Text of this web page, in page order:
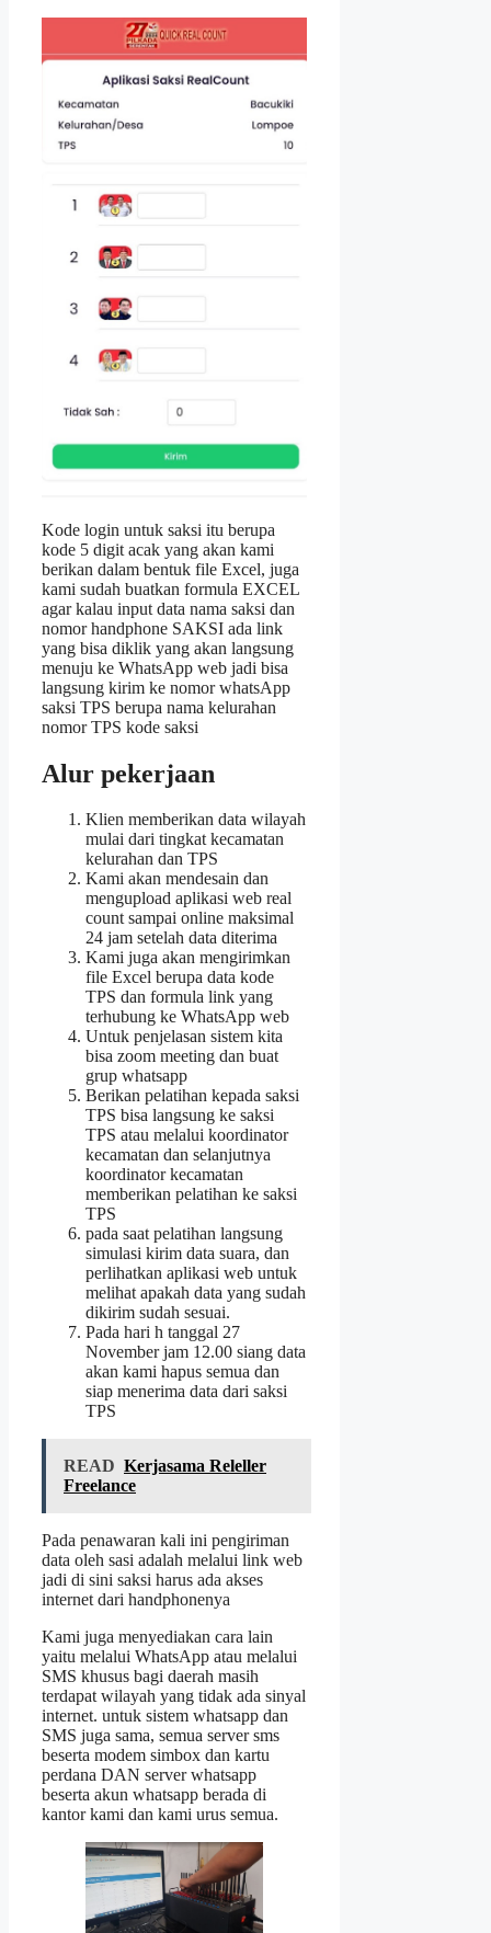
Kode login untuk saksi itu berupa
kode 5 digit acak yang akan kami
berikan dalam bentuk file Excel, juga
kami sudah buatkan formula EXCEL
agar kalau input data nama saksi dan
nomor handphone SAKSI ada link
yang bisa diklik yang akan langsung
menuju ke WhatsApp web jadi bisa
langsung kirim ke nomor whatsApp
saksi TPS berupa nama kelurahan
nomor TPS kode saksi
Alur pekerjaan
Klien memberikan data wilayah
mulai dari tingkat kecamatan
kelurahan dan TPS
Kami akan mendesain dan
mengupload aplikasi web real
count sampai online maksimal
24 jam setelah data diterima
Kami juga akan mengirimkan
file Excel berupa data kode
TPS dan formula link yang
terhubung ke WhatsApp web
Untuk penjelasan sistem kita
bisa zoom meeting dan buat
grup whatsapp
Berikan pelatihan kepada saksi
TPS bisa langsung ke saksi
TPS atau melalui koordinator
kecamatan dan selanjutnya
koordinator kecamatan
memberikan pelatihan ke saksi
TPS
pada saat pelatihan langsung
simulasi kirim data suara, dan
perlihatkan aplikasi web untuk
melihat apakah data yang sudah
dikirim sudah sesuai.
Pada hari h tanggal 27
November jam 12.00 siang data
akan kami hapus semua dan
siap menerima data dari saksi
TPS
READ Kerjasama Releller
Freelance
Pada penawaran kali ini pengiriman
data oleh sasi adalah melalui link web
jadi di sini saksi harus ada akses
internet dari handphonenya
Kami juga menyediakan cara lain
yaitu melalui WhatsApp atau melalui
SMS khusus bagi daerah masih
terdapat wilayah yang tidak ada sinyal
internet. untuk sistem whatsapp dan
SMS juga sama, semua server sms
beserta modem simbox dan kartu
perdana DAN server whatsapp
beserta akun whatsapp berada di
kantor kami dan kami urus semua.